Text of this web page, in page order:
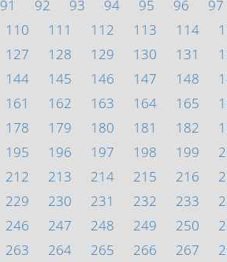
91 92 93 94 95 96 97
110 111 112 113 114
127 128 129 130 131
144 145 146 147 148
161 162 163 164 165
178 179 180 181 182
195 196 197 198 199
212 213 214 215 216
229 230 231 232 233
246 247 248 249 250
263 264 265 266 267